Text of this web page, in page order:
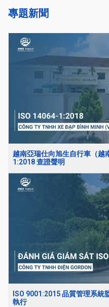
專題新聞
越南亞瑞仕向旭生自行車（越
1:2018 查證聲明
ISO 9001:2015 品質管理系
執行